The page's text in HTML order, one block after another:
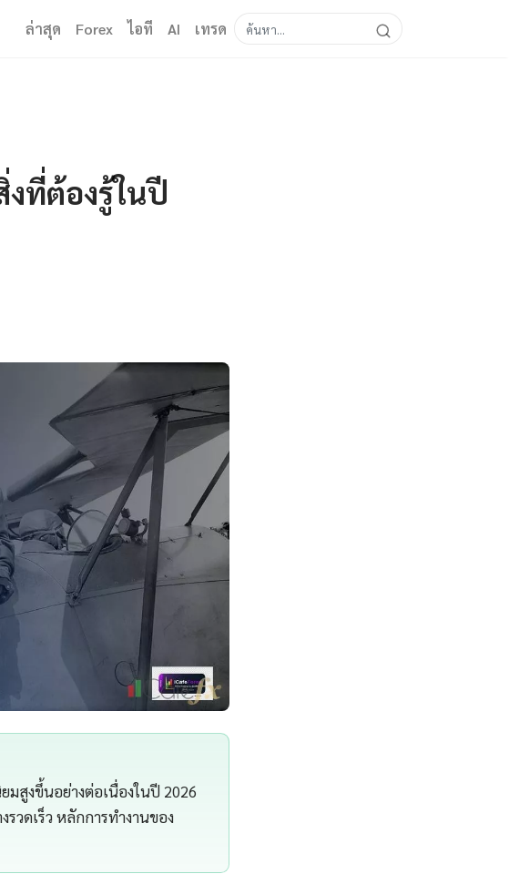
ล่าสุด Forex ไอที AI เทรด
ที่ต้องรู้ในปี
สูงขึ้นอย่างต่อเนื่องในปี 2026
วดเร็ว หลักการทำงานของ